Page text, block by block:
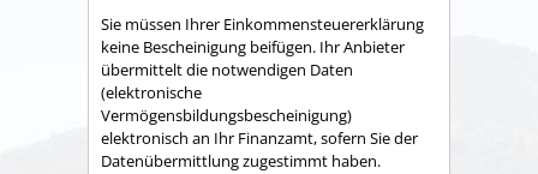
Sie müssen Ihrer Einkommensteuererklärung
keine Bescheinigung beifügen. Ihr Anbieter
übermittelt die notwendigen Daten
(elektronische
Vermögensbildungsbescheinigung)
elektronisch an Ihr Finanzamt, sofern Sie der
Datenübermittlung zugestimmt haben.